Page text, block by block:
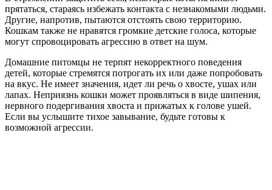
прятаться, стараясь избежать контакта с незнакомыми людьми.
Другие, напротив, пытаются отстоять свою территорию.
Кошкам также не нравятся громкие детские голоса, которые
могут спровоцировать агрессию в ответ на шум.
Домашние питомцы не терпят некорректного поведения
детей, которые стремятся потрогать их или даже попробовать
на вкус. Не имеет значения, идет ли речь о хвосте, ушах или
лапах. Неприязнь кошки может проявляться в виде шипения,
нервного подергивания хвоста и прижатых к голове ушей.
Если вы услышите тихое завывание, будьте готовы к
возможной агрессии.